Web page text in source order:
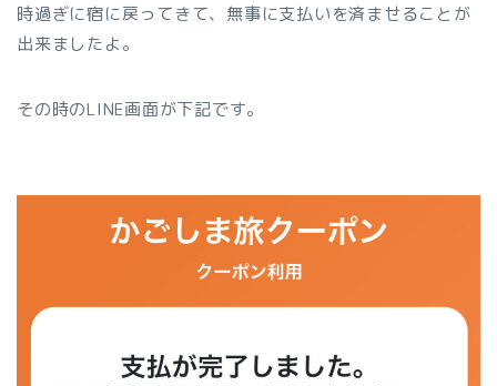
時過ぎに宿に戻ってきて、無事に支払いを済ませることが
出来ましたよ。
その時のLINE画面が下記です。